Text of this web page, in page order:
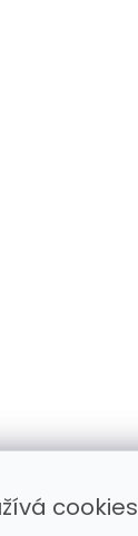
cookies